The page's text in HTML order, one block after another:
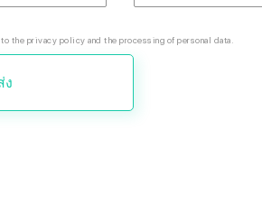
the privacy policy and the processing of personal data.
ง